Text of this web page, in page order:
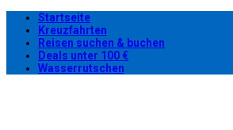
Startseite
Kreuzfahrten
Reisen suchen & buchen
Deals unter 100 €
Wasserrutschen